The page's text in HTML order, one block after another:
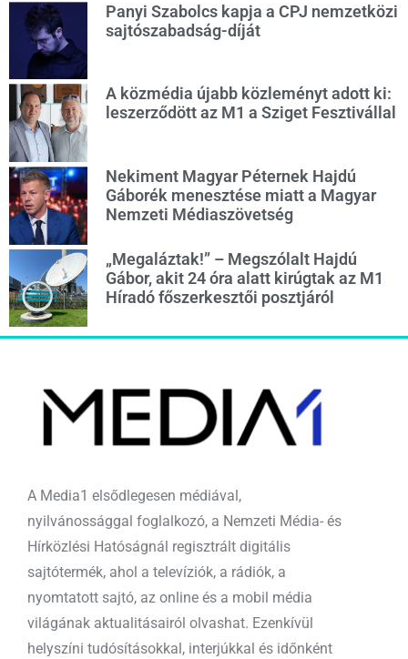
Panyi Szabolcs kapja a CPJ nemzetközi
sajtószabadság-díját
A közmédia újabb közleményt adott ki:
leszerződött az M1 a Sziget Fesztivállal
Nekiment Magyar Péternek Hajdú
Gáborék menesztése miatt a Magyar
Nemzeti Médiaszövetség
„Megaláztak!” – Megszólalt Hajdú
Gábor, akit 24 óra alatt kirúgtak az M1
Híradó főszerkesztői posztjáról
A Media1 elsődlegesen médiával,
nyilvánossággal foglalkozó, a Nemzeti Média- és
Hírközlési Hatóságnál regisztrált digitális
sajtótermék, ahol a televíziók, a rádiók, a
nyomtatott sajtó, az online és a mobil média
világának aktualitásairól olvashat. Ezenkívül
helyszíni tudósításokkal, interjúkkal és időnként